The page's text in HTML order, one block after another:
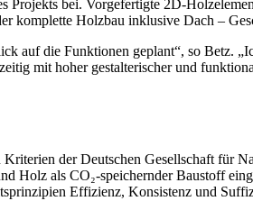
bei. Vorgefertigte 2D-
komplette Holzbau inklusive Dach –
auf die Funktionen geplant“, so Betz.
mit hoher gestalterischer und
der Deutschen Gesellschaft für
Holz als CO₂-speichernder Baustoff
Effizienz, Konsistenz und